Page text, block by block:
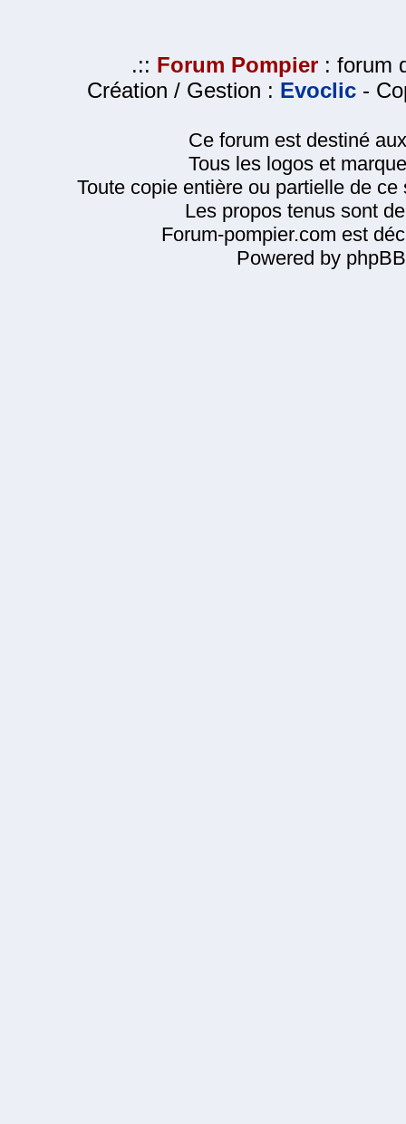
.:: Forum Pompier : forum
Création / Gestion : Evoclic -
Ce forum est destiné
Tous les logos et
Toute copie entière ou partielle de
Les propos tenus sont
Forum-pompier.com est
Powered by